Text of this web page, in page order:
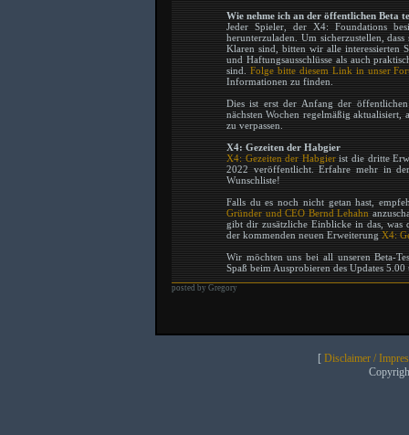
Wie nehme ich an der öffentlichen Beta
Jeder Spieler, der X4: Foundations
herunterzuladen. Um sicherzustellen,
Klaren sind, bitten wir alle interessierten
und Haftungsausschlüsse als auch
sind. Folge bitte diesem Link in unser
Informationen zu finden.
Dies ist erst der Anfang der
nächsten Wochen regelmäßig aktualisiert,
zu verpassen.
X4: Gezeiten der Habgier
X4: Gezeiten der Habgierist die dritte
2022 veröffentlicht. Erfahre mehr in
Wunschliste!
Falls du es noch nicht getan hast,
Gründer und CEO Bernd Lehahn
gibt dir zusätzliche Einblicke in das,
der kommenden neuen Erweiterung X4:
Wir möchten uns bei all unseren Beta-
Spaß beim Ausprobieren des Updates
posted by Gregory
[ Disclaimer /